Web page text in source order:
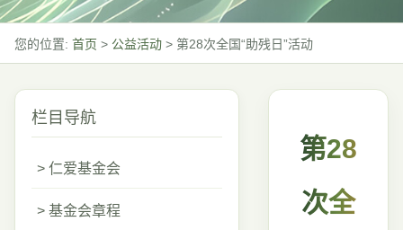
您的位置: 首页 > 公益活动 > 第28次全国“助残日”活动
栏目导航
> 仁爱基金会
> 基金会章程
第28
次全